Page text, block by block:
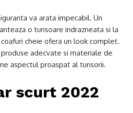
va arata impecabil. Un
o tunsoare indrazneata si la
cheie ofera un look complet.
adecvate si materiale de
aspectul proaspat al tunsorii.
scurt 2022